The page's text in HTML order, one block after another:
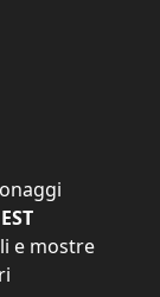
e mostre